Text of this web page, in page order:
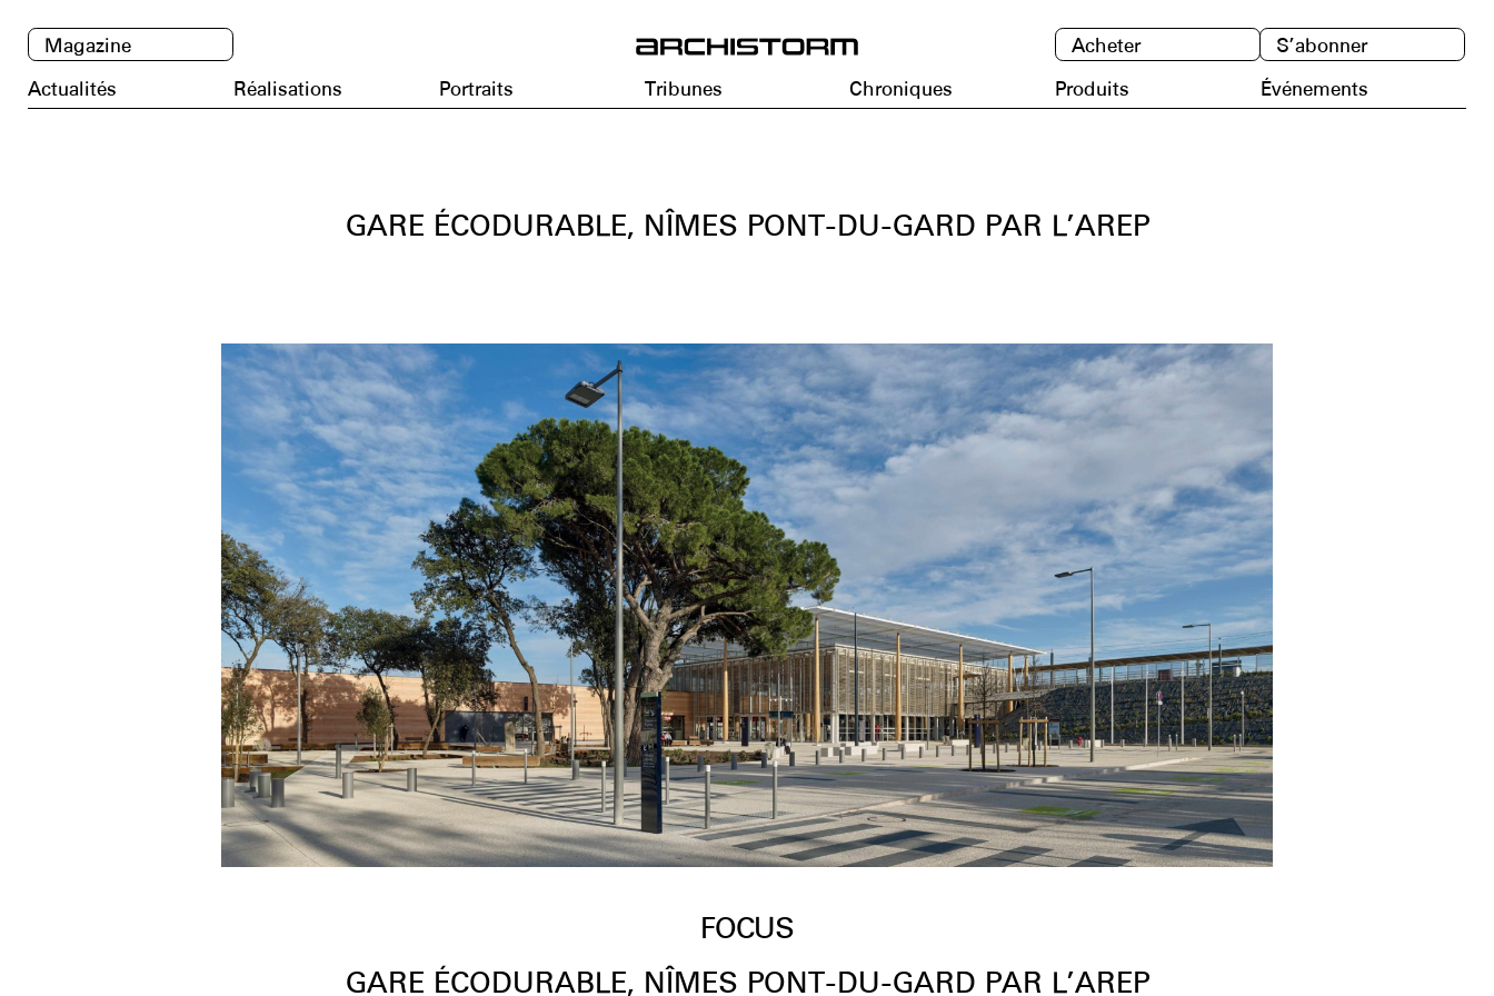
Magazine Acheter
S’abonner
Actualités
Réalisations Portraits Tribunes Chroniques Produits Événements
GARE ÉCODURABLE, NÎMES PONT-DU-GARD PAR L’AREP
FOCUS
GARE ÉCODURABLE, NÎMES PONT-DU-GARD PAR L’AREP